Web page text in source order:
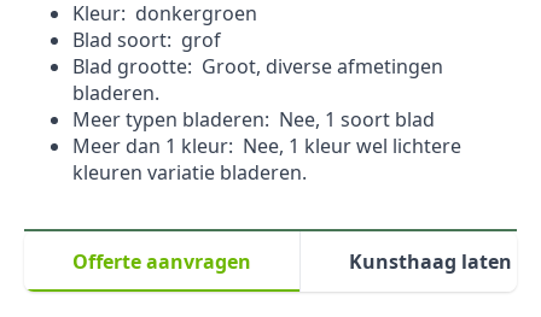
Kleur: donkergroen
Blad soort: grof
Blad grootte: Groot, diverse afmetingen
bladeren.
Meer typen bladeren: Nee, 1 soort blad
Meer dan 1 kleur: Nee, 1 kleur wel lichtere
kleuren variatie bladeren.
Offerte aanvragen Kunsthaag laten